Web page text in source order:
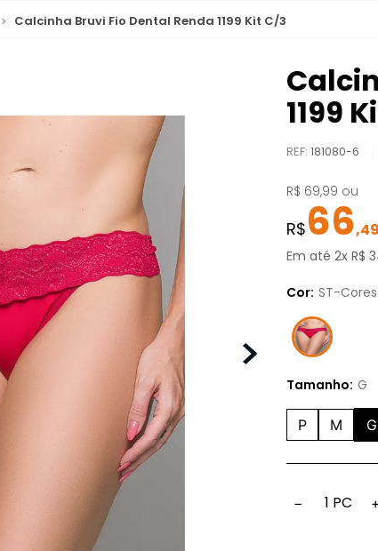
Calcinha Bruvi Fio Dental Renda 1199 Kit C/3
1199
REF: 181080-6
R$ 69,99 ou
66,49
Em até 2x R$
Cor: ST-Cores
Tamanho: G
P M G
− 1 PC +